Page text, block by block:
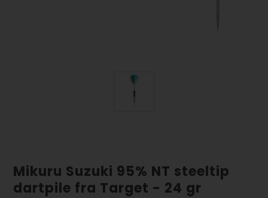
Mikuru Suzuki 95% NT steeltip
dartpile fra Target - 24 gr